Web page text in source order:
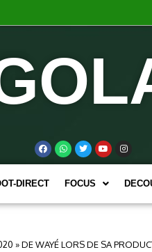
DIRECT FOCUS
» DE WAYÉ LORS DE SA